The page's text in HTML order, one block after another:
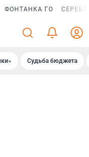
ФОНТАНКА ГО
Судьба бюджета